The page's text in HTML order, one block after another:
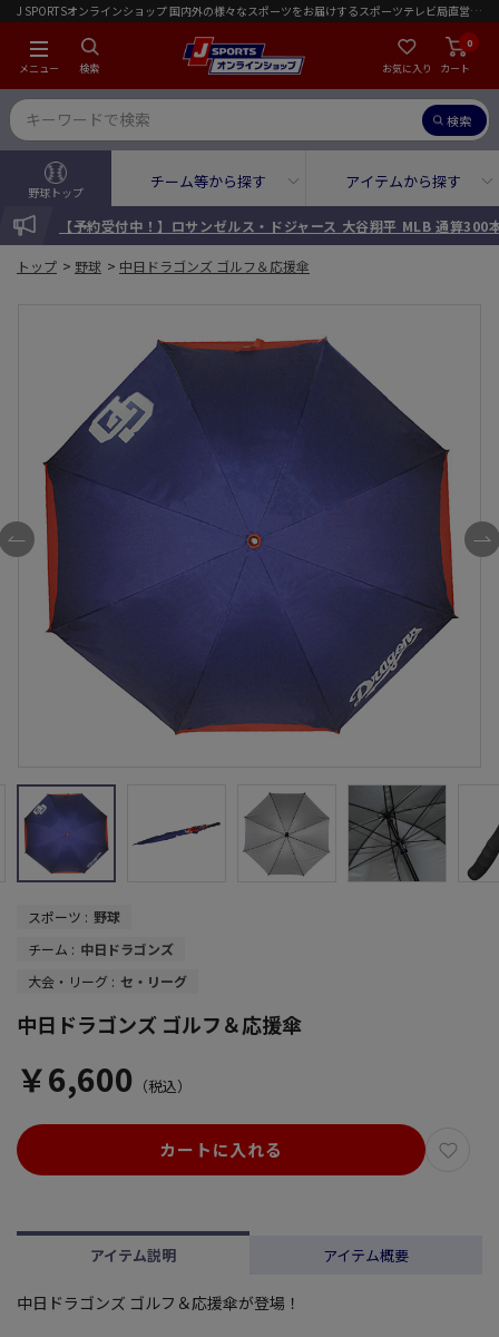
J SPORTSオンラインショップ 国内外の様々なスポーツをお届けするスポーツテレビ局直営店｜会員限定初回ご注文送料無料キャンペーン実施中！
メニュー 検索 お気に入り カート
0
検索
野球トップ
チーム等から探す
アイテムから探す
INFORMATION【予約受付中！】ロサンゼルス・ドジャース 大谷翔平 MLB 通算300
トップ > 野球 > 中日ドラゴンズ ゴルフ＆応援傘
スポーツ : 野球
チーム : 中日ドラゴンズ
大会・リーグ : セ・リーグ
中日ドラゴンズ ゴルフ＆応援傘
￥6,600 （税込）
カートに入れる
アイテム説明 アイテム概要
中日ドラゴンズ ゴルフ＆応援傘が登場！